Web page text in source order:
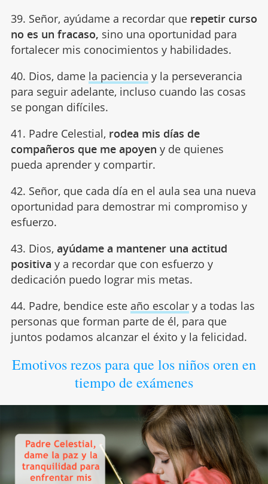
39. Señor, ayúdame a recordar que repetir curso
no es un fracaso, sino una oportunidad para
fortalecer mis conocimientos y habilidades.
40. Dios, dame la paciencia y la perseverancia
para seguir adelante, incluso cuando las cosas
se pongan difíciles.
41. Padre Celestial, rodea mis días de
compañeros que me apoyen y de quienes
pueda aprender y compartir.
42. Señor, que cada día en el aula sea una nueva
oportunidad para demostrar mi compromiso y
esfuerzo.
43. Dios, ayúdame a mantener una actitud
positiva y a recordar que con esfuerzo y
dedicación puedo lograr mis metas.
44. Padre, bendice este año escolary a todas las
personas que forman parte de él, para que
juntos podamos alcanzar el éxito y la felicidad.
Emotivos rezos para que los niños oren en
tiempo de exámenes